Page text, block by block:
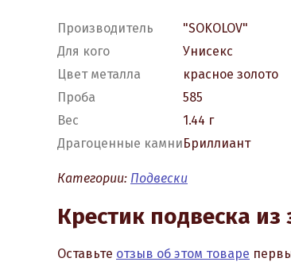
Производитель
"SOKOLOV"
Для кого
Унисекс
Цвет металла
красное золото
Проба
585
Вес
1.44 г
Драгоценные камниБриллиант
Категории: Подвески
Крестик подвеска
Оставьте отзыв об этом товаре